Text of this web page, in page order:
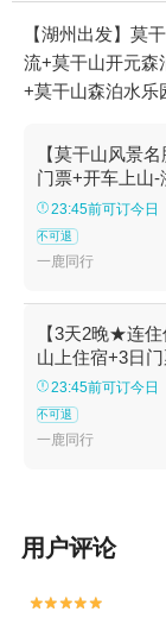
【湖州出发】莫
流+莫干山开元森
+莫干山森泊水乐
龙出没峡谷探险
乐园+莫干山北
游度假区1日游
【莫干山风景
门票+开车上山-
含双早-礼赠多多
23:45前可订今日
不可退
一鹿同行
【3天2晚★连
山上住宿+3日
或芦花荡饭店含
23:45前可订今日
不可退
一鹿同行
用户评论

